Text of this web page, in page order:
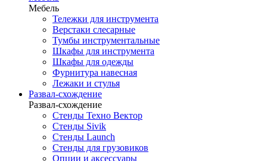
Мебель
Тележки для инструмента
Верстаки слесарные
Тумбы инструментальные
Шкафы для инструмента
Шкафы для одежды
Фурнитура навесная
Лежаки и стулья
Развал-схождение
Развал-схождение
Стенды Техно Вектор
Стенды Sivik
Стенды Launch
Стенды для грузовиков
Опции и аксессуары